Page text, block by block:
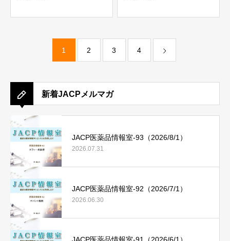
1 2 3 4
新着JACPメルマガ
JACP医薬品情報室-93（2026/8/1）
2026.07.31
JACP医薬品情報室-92（2026/7/1）
2026.06.30
JACP医薬品情報室-91（2026/6/1）